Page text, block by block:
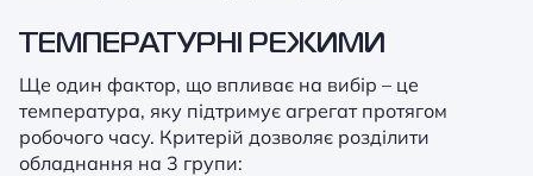
ТЕМПЕРАТУРНІ РЕЖИМИ
Ще один фактор, що впливає на вибір – це
температура, яку підтримує агрегат протягом
робочого часу. Критерій дозволяє розділити
обладнання на 3 групи: